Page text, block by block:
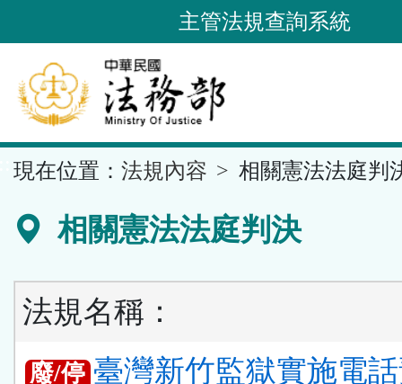
到
要
內
容
區
主管法規查詢系統
現在位置： 法規內容 相關憲法法庭判
相關憲法法庭判決
法規名稱：
廢/停 臺灣新竹監獄實施電